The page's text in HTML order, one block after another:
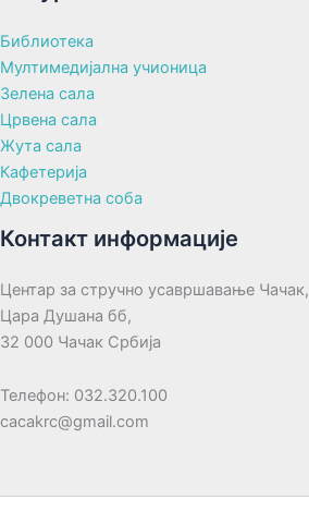
Библиотека
Мултимедијална учионица
Зелена сала
Црвена сала
Жута сала
Кафетерија
Двокреветна соба
Контакт информације
Центар за стручно усавршавање Чачак,
Цара Душана бб,
32 000 Чачак Србија
Телефон: 032.320.100
cacakrc@gmail.com